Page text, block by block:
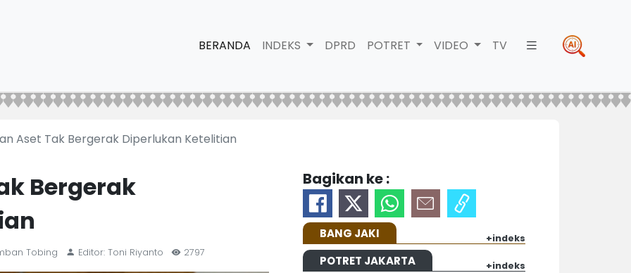
BERANDA INDEKS DPRD POTRET VIDEO TV
Aset Tak Bergerak Diperlukan Ketelitian
Bergerak
Tobing Editor: Toni Riyanto 2797
Bagikan ke :
BANG JAKI +indeks
POTRET JAKARTA +indeks